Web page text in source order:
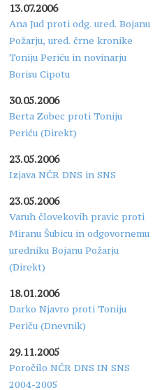
13.07.2006
Ana Jud proti odg. ured. Bojanu
Požarju, ured. črne kronike
Toniju Periću in novinarju
Borisu Cipotu
30.05.2006
Berta Zobec proti Toniju
Periću (Direkt)
23.05.2006
Izjava NČR DNS in SNS
23.05.2006
Varuh človekovih pravic proti
Miranu Šubicu in odgovornemu
uredniku Bojanu Požarju
(Direkt)
18.01.2006
Darko Njavro proti Toniju
Periču (Dnevnik)
29.11.2005
Poročilo NČR DNS IN SNS
2004-2005